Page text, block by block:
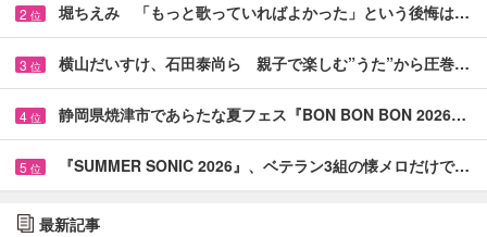
2 位 堀ちえみ 「もっと歌っていればよかった」という後悔は…
3 位 横山だいすけ、石田泰尚ら 親子で楽しむ”うた”から圧巻…
4 位 静岡県焼津市であらたな夏フェス『BON BON BON 2026…
5 位 『SUMMER SONIC 2026』、ベテラン3組の懐メロだけで…
最新記事